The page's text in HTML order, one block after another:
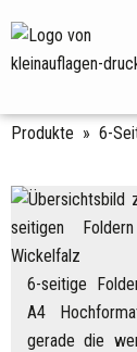
Produkte » 6-
6-seitige
A4
gerade die